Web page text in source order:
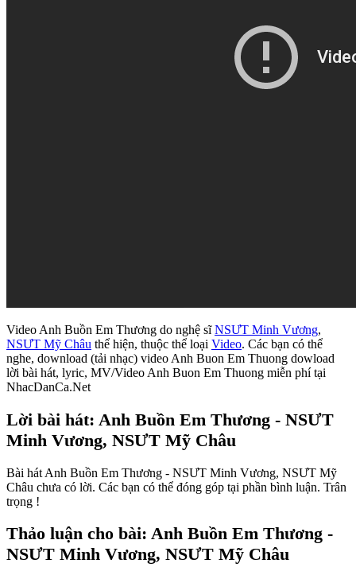
Video Anh Buồn Em Thương do nghệ sĩNSƯT Minh Vương,
NSƯT Mỹ Châu thể hiện, thuộc thể loại Video. Các bạn có thể
nghe, download (tải nhạc) video Anh Buon Em Thuong dowload
lời bài hát, lyric, MV/Video Anh Buon Em Thuong miễn phí tại
NhacDanCa.Net
Lời bài hát: Anh Buồn Em Thương - NSƯT
Minh Vương, NSƯT Mỹ Châu
Bài hát Anh Buồn Em Thương - NSƯT Minh Vương, NSƯT Mỹ
Châu chưa có lời. Các bạn có thể đóng góp tại phần bình luận. Trân
trọng !
Thảo luận cho bài: Anh Buồn Em Thương -
NSƯT Minh Vương, NSƯT Mỹ Châu